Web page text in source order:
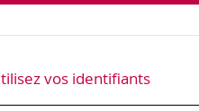
vos identifiants